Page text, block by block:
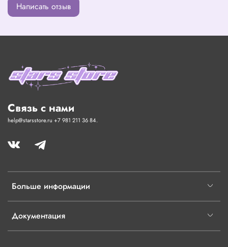
Написать отзыв
Больше информации
Документация
Связь с нами
help@starsstore.ru +7 981 211 36 84.